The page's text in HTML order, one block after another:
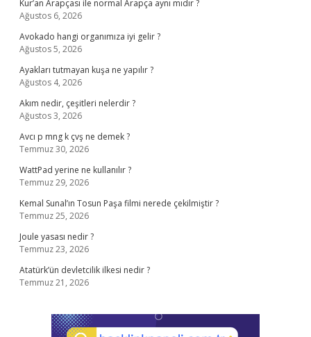
Kur’an Arapçası ile normal Arapça aynı mıdır ?
Ağustos 6, 2026
Avokado hangi organımıza iyi gelir ?
Ağustos 5, 2026
Ayakları tutmayan kuşa ne yapılır ?
Ağustos 4, 2026
Akım nedir, çeşitleri nelerdir ?
Ağustos 3, 2026
Avcı p mng k çvş ne demek ?
Temmuz 30, 2026
WattPad yerine ne kullanılır ?
Temmuz 29, 2026
Kemal Sunal’ın Tosun Paşa filmi nerede çekilmiştir ?
Temmuz 25, 2026
Joule yasası nedir ?
Temmuz 23, 2026
Atatürk’ün devletcilik ilkesi nedir ?
Temmuz 21, 2026